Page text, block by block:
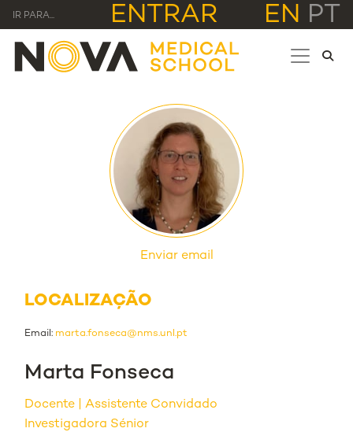
IR PARA... ENTRAR EN PT
Enviar email
LOCALIZAÇÃO
Email: marta.fonseca@nms.unl.pt
Marta Fonseca
Docente
Assistente Convidado
Investigadora Sénior